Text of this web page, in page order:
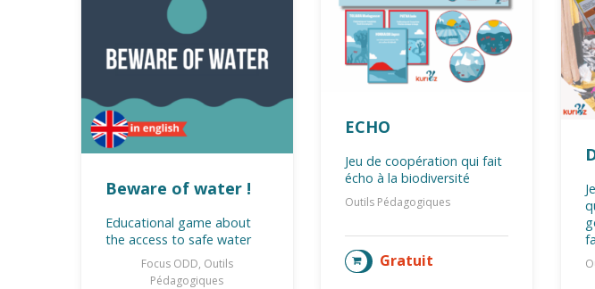
ECHO
Jeu de coopération qui fait
écho à la biodiversité
Outils Pédagogiques
Gratuit
AJOUTER AU PANIER
Beware of water !
Educational game about
the access to safe water
Focus ODD, Outils
Pédagogiques